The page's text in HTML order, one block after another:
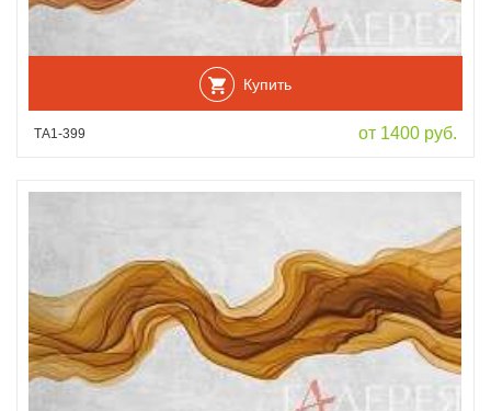
Купить
ТА1-399 от 1400 руб.